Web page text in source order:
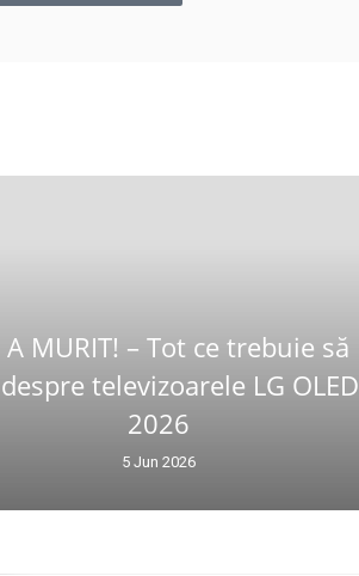
A MURIT! – Tot ce trebuie să
televizoarele LG OLED
2026
5 Jun 2026